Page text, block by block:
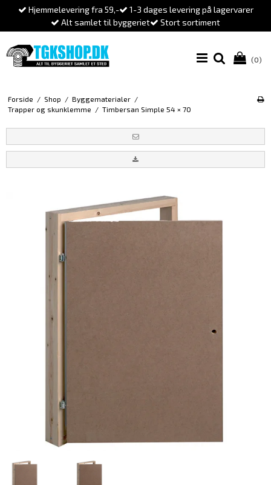
Hjemmelevering fra 59,-
1-3 dages levering på lagervarer
Alt samlet til byggeriet
Stort sortiment
(0)
Forside / Shop / Byggematerialer /
Trapper og skunklemme / Timbersan Simple 54 × 70